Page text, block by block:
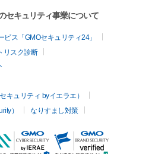
セキュリティ事業について
ス「GMOセキュリティ24」
リスク診断
キュリティ byイエラエ）
）
なりすまし対策